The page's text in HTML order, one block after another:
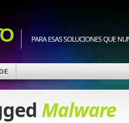
PARA ESAS SOLUCIONES QUE
Malware